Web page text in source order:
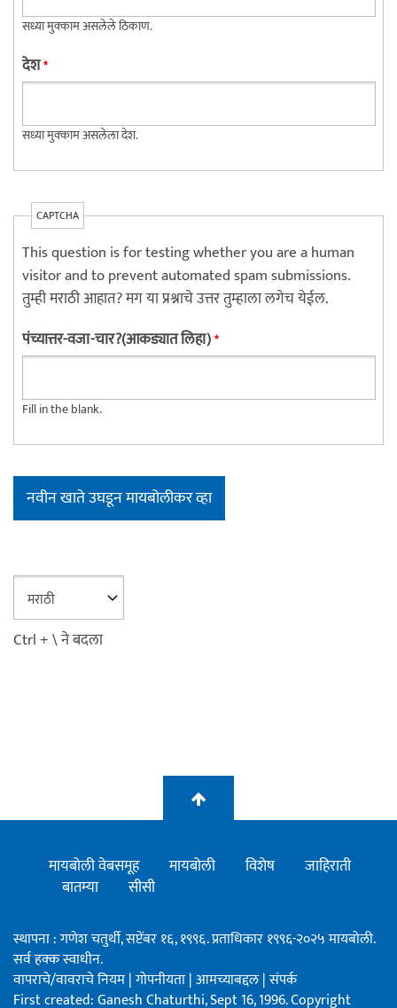
सध्या मुक्काम असलेले ठिकाण.
देश*
सध्या मुक्काम असलेला देश.
CAPTCHA
This question is for testing whether you are a human
visitor and to prevent automated spam submissions.
तुम्ही मराठी आहात? मग या प्रश्नाचे उत्तर तुम्हाला लगेच येईल.
पंच्यात्तर-वजा-चार?(आकड्यात लिहा)*
Fill in the blank.
Ctrl + \ ने बदला
मायबोली वेबसमूह मायबोली विशेष
जाहिराती
बातम्या
सीसी
स्थापना : गणेश चतुर्थी, सप्टेंबर १६, १९९६. प्रताधिकार १९९६-२०२५ मायबोली.
सर्व हक्क स्वाधीन.
वापराचे/वावराचे नियम|गोपनीयता|आमच्याबद्दल|संपर्क
First created: Ganesh Chaturthi, Sept 16, 1996. Copyright